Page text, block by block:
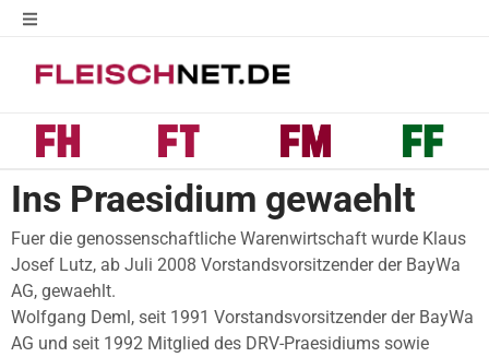
Ins Praesidium gewaehlt
Fuer die genossenschaftliche Warenwirtschaft wurde Klaus
Josef Lutz, ab Juli 2008 Vorstandsvorsitzender der BayWa
AG, gewaehlt.
Wolfgang Deml, seit 1991 Vorstandsvorsitzender der BayWa
AG und seit 1992 Mitglied des DRV-Praesidiums sowie